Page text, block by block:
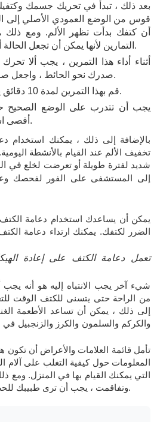
بعد ذلك ، تبدأ في تحريك جسمك
قوس من الوضع العمودي الأصلي إلى
أن كتفك بدأت تظهر الألم. ومع ذلك
التمارين لأنها يمكن أن تجعل الحالة أسوأ من الحالة الأصلية.
أثناء أداء هذا التمرين ، يجب ألا
صدرك نحو الحائط ، واجعل صدرك دائمًا متجهًا للأمام.
قم بهذا التمرين لمدة 10 دقائق يوميًا مع 10 شد للكتف.
يجب أن تتدرب على الوضع الصحيح
أقصى استفادة من هذا التمرين.
بالإضافة إلى ذلك ، يمكنك استخدام
تخفيف الألم عند القيام بالأنشطة
شديد لفترة طويلة أو تعرضت لخلع في
إلى المستشفى على الفور لفحصك
يمكن أن يساعدك استخدام دعامة
الضرر لكتفك. يمكنك ارتداء دعامة
تعمل دعامة الكتف على إعادة
شيء آخر يجب الانتباه إليه هو أنه
من الراحة حتى يتسنى للكتف الوقت
إلى ذلك ، يمكن أن تساعد الأطعمة
والكركم والسلمون والكرز والزنجبيل
تأمل قائمة العلامات والأعراض أن تكون
المعلومات حول كيفية التغلب على آلام
التي يمكنك القيام بها في المنزل. ومع
وتفاقمت ، يجب أن ترى طبيبك للحصول على المشورة والعلاج.